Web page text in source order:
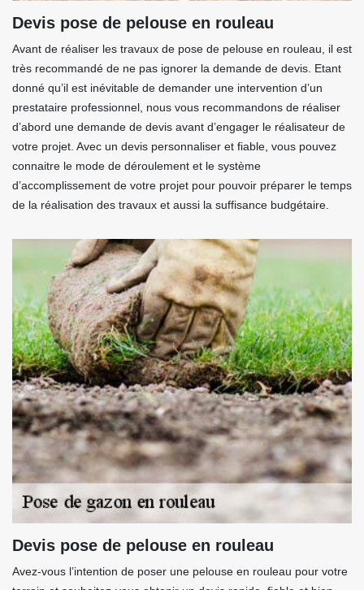
Devis pose de pelouse en rouleau
Avant de réaliser les travaux de pose de pelouse en rouleau, il est
très recommandé de ne pas ignorer la demande de devis. Etant
donné qu’il est inévitable de demander une intervention d’un
prestataire professionnel, nous vous recommandons de réaliser
d’abord une demande de devis avant d’engager le réalisateur de
votre projet. Avec un devis personnaliser et fiable, vous pouvez
connaitre le mode de déroulement et le système
d’accomplissement de votre projet pour pouvoir préparer le temps
de la réalisation des travaux et aussi la suffisance budgétaire.
Devis pose de pelouse en rouleau
Avez-vous l’intention de poser une pelouse en rouleau pour votre